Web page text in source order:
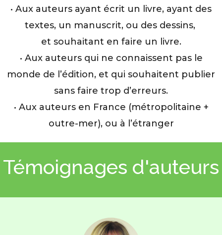
• Aux auteurs ayant écrit un livre, ayant des
textes, un manuscrit, ou des dessins,
et souhaitant en faire un livre.
• Aux auteurs qui ne connaissent pas le
monde de l’édition, et qui souhaitent publier
sans faire trop d’erreurs.
• Aux auteurs en France (métropolitaine +
outre-mer), ou à l’étranger
Témoignages d'auteurs